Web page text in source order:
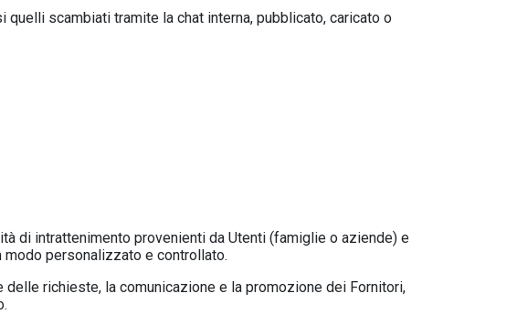
scambiati tramite la chat interna, pubblicato, caricato o
di intrattenimento provenienti da Utenti (famiglie o aziende) e
modo personalizzato e controllato.
richieste, la comunicazione e la promozione dei Fornitori,